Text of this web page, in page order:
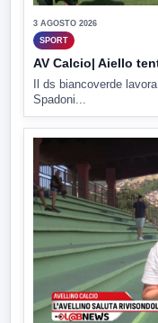
3 AGOSTO 2026
SPORT
AV Calcio| Aiello
Il ds biancoverde
Spadoni...